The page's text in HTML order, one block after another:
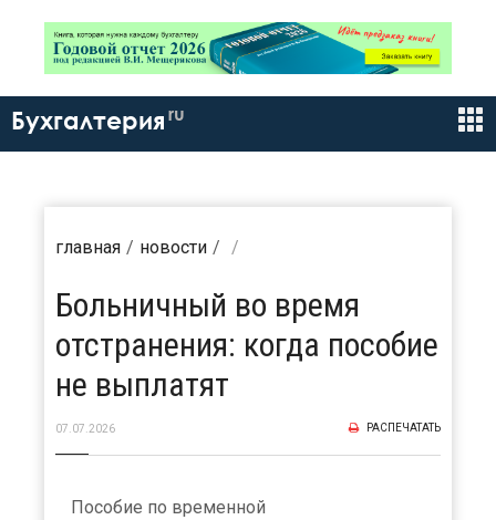
Бухгалтерия ru
главная новости
Больничный во время
отстранения: когда пособие
не выплатят
07.07.2026 РАСПЕЧАТАТЬ
Пособие по временной